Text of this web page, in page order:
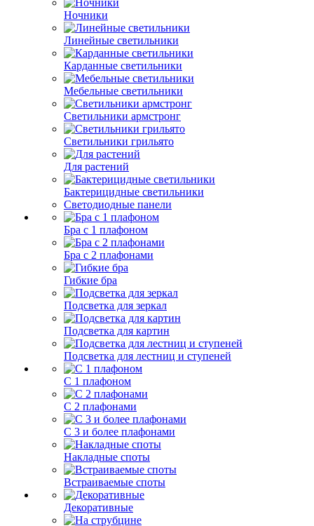
Ночники
Линейные светильники
Карданные светильники
Мебельные светильники
Светильники армстронг
Светильники грильято
Для растений
Бактерицидные светильники
Светодиодные панели
Бра с 1 плафоном
Бра с 2 плафонами
Гибкие бра
Подсветка для зеркал
Подсветка для картин
Подсветка для лестниц и ступеней
С 1 плафоном
С 2 плафонами
С 3 и более плафонами
Накладные споты
Встраиваемые споты
Декоративные